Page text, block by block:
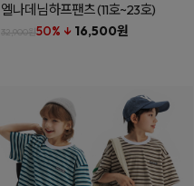
엘나데님하프팬츠(11호~23호)
32,900원50% ↓ 16,500원